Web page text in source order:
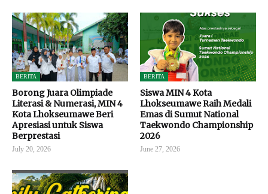
BERITA
Borong Juara Olimpiade
Literasi & Numerasi, MIN 4
Kota Lhokseumawe Beri
Apresiasi untuk Siswa
Berprestasi
July 20, 2026
BERITA
Siswa MIN 4 Kota
Lhokseumawe Raih Medali
Emas di Sumut National
Taekwondo Championship
2026
June 27, 2026